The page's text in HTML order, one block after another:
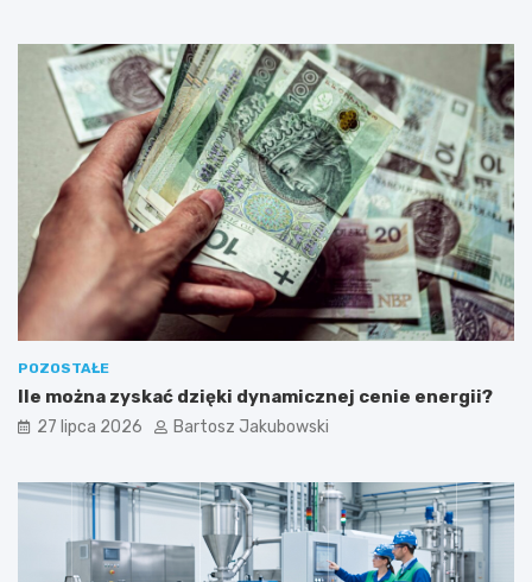
i
POZOSTAŁE
Ile można zyskać dzięki dynamicznej cenie energii?
27 lipca 2026 Bartosz Jakubowski